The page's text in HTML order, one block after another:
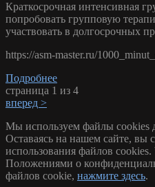
Краткосрочная интенсивная
попробовать групповую
участвовать в долгосрочных
https://asm-master.ru/
Подробнее
страница 1 из 4
вперед >
Мы используем файлы cookies
Оставаясь на нашем сайте, вы
использования файлов
Положениями о
файлов cookie, нажмите здесь.